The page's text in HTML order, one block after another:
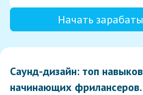
Начать
Саунд-дизайн: топ
начинающих фрилансеров.